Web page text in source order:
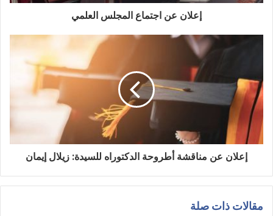
إعلان عن اجتماع المجلس العلمي
إعلان عن مناقشة أطروحة الدكتوراه للسيدة: زيلال إيمان
مقالات ذات صلة